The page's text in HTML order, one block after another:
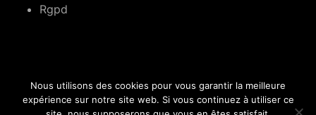
Rgpd
© 2019- 2026 Blog dédié aux flammes jumelles et
Nous utilisons des cookies pour vous garantir la meilleure
expérience sur notre site web. Si vous continuez à utiliser ce